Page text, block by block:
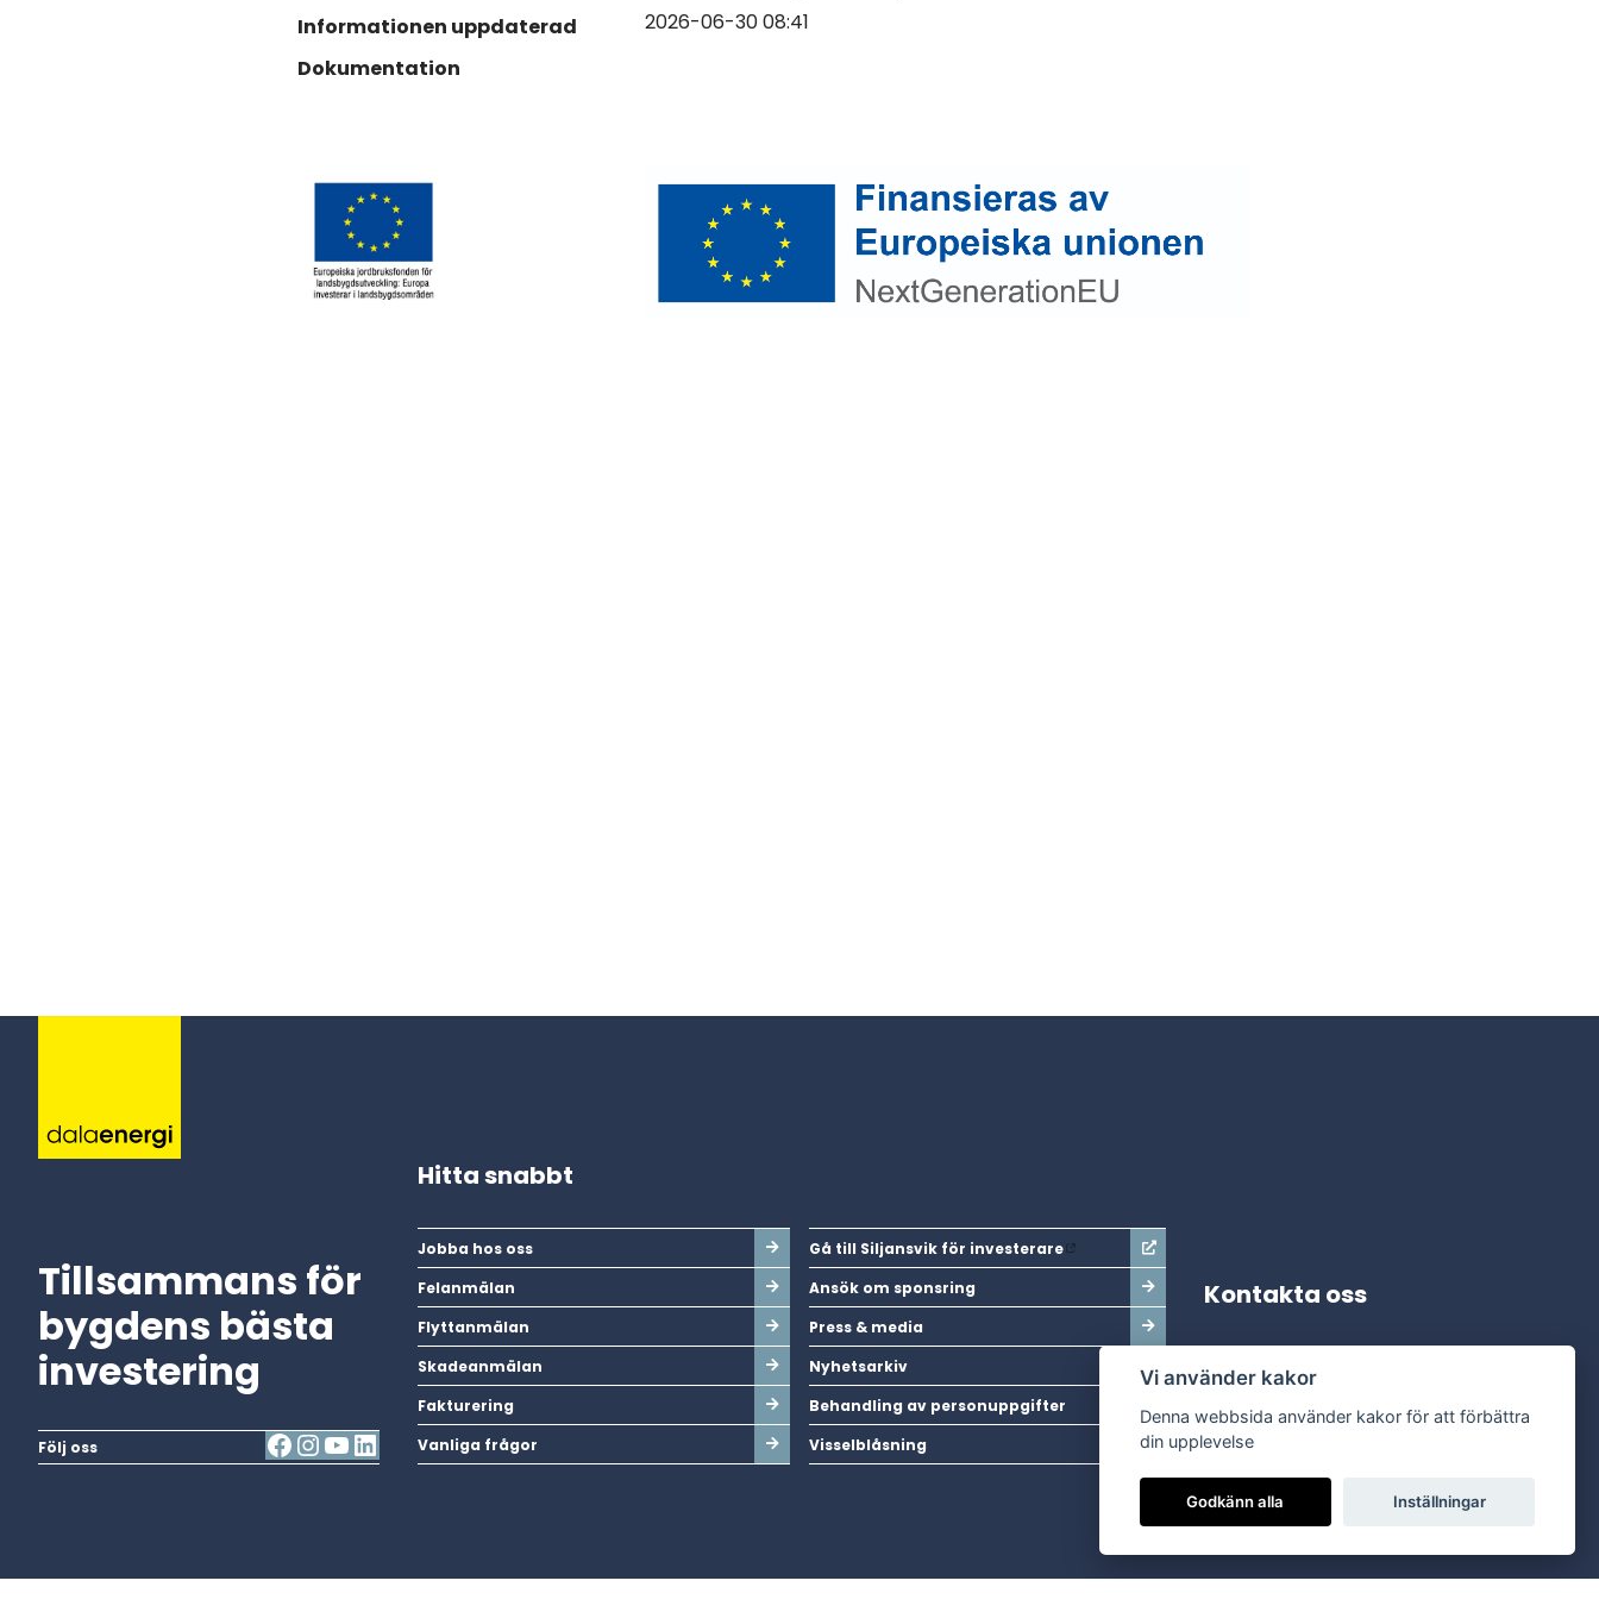
Informationen uppdaterad
2026-06-30 08:41
Dokumentation
Tillsammans för
bygdens bästa
investering
Följ oss
Hitta snabbt
Jobba hos oss
Felanmälan
Flyttanmälan
Skadeanmälan
Fakturering
Vanliga frågor
Gå till Siljansvik för investerare
Ansök om sponsring
Press & media
Nyhetsarkiv
Behandling av personuppgifter
Visselblåsning
Kontakta oss
Adress:
Dala Energi AB
Postadress:Box 254, 793 26 Leksand
Kundservice:
Epost:
Vi använder kakor
Denna webbsida använder kakor för att förbättra
din upplevelse
Godkänn alla Inställningar